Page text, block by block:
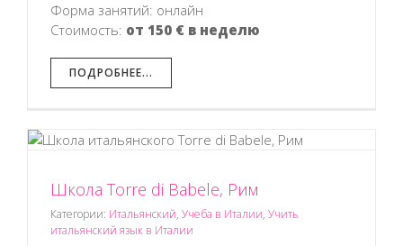
Форма занятий: онлайн
Стоимость: от 150 € в неделю
ПОДРОБНЕЕ...
Школа Torre di Babele, Рим
Категории: Итальянский, Учеба в Италии, Учить
итальянский язык в Италии